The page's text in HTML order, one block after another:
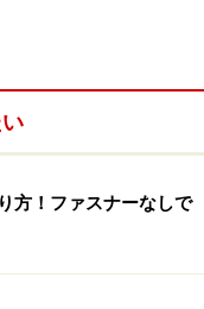
方！ファスナーなしで